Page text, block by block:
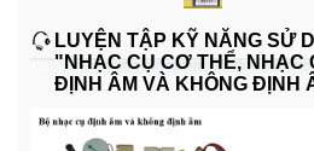
LUYỆN TẬP KỸ NĂNG SỬ
"NHẠC CỤ CƠ THỂ, NHẠC
ĐỊNH ÂM VÀ KHÔNG ĐỊNH